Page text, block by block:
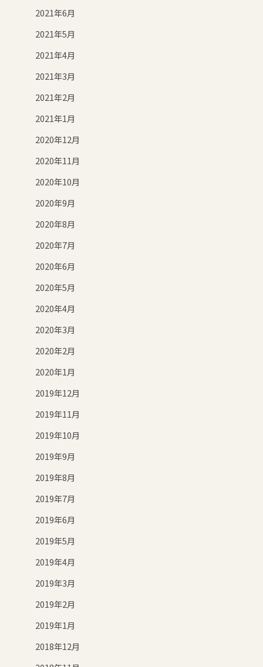
2021年6月
2021年5月
2021年4月
2021年3月
2021年2月
2021年1月
2020年12月
2020年11月
2020年10月
2020年9月
2020年8月
2020年7月
2020年6月
2020年5月
2020年4月
2020年3月
2020年2月
2020年1月
2019年12月
2019年11月
2019年10月
2019年9月
2019年8月
2019年7月
2019年6月
2019年5月
2019年4月
2019年3月
2019年2月
2019年1月
2018年12月